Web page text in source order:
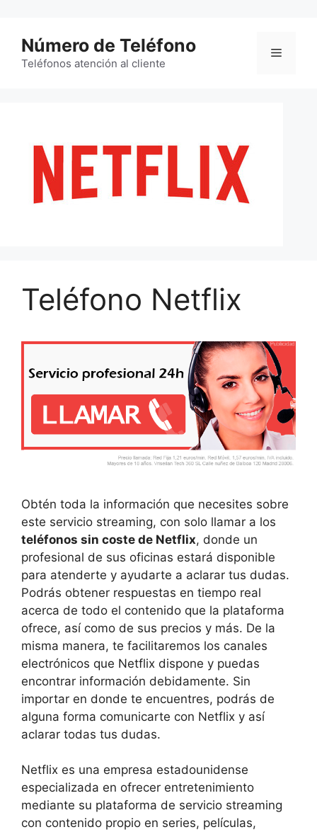
contenido
Número de Teléfono
Teléfonos atención al cliente
Menú
Teléfono Netflix
Obtén toda la información que necesites sobre
este servicio streaming, con solo llamar a los
teléfonos sin coste de Netflix, donde un
profesional de sus oficinas estará disponible
para atenderte y ayudarte a aclarar tus dudas.
Podrás obtener respuestas en tiempo real
acerca de todo el contenido que la plataforma
ofrece, así como de sus precios y más. De la
misma manera, te facilitaremos los canales
electrónicos que Netflix dispone y puedas
encontrar información debidamente. Sin
importar en donde te encuentres, podrás de
alguna forma comunicarte con Netflix y así
aclarar todas tus dudas.
Netflix es una empresa estadounidense
especializada en ofrecer entretenimiento
mediante su plataforma de servicio streaming
con contenido propio en series, películas,